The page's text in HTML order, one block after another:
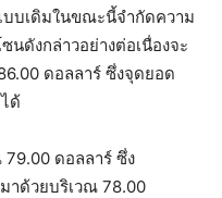
บบเดิมในขณะนี้จำกัดความ
ดังกล่าวอย่างต่อเนื่องจะ
ดอลลาร์ ซึ่งจุดยอด
ด้
ดอลลาร์ ซึ่ง
าด้วยบริเวณ 78.00